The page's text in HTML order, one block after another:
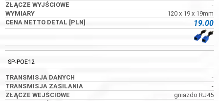
-
120 x 19 x 19mm
19.00
SP-POE12
-
-
gniazdo RJ45